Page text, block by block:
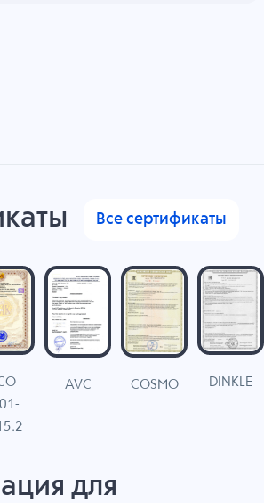
Все сертификаты
AVC COSMO DINKLE
для